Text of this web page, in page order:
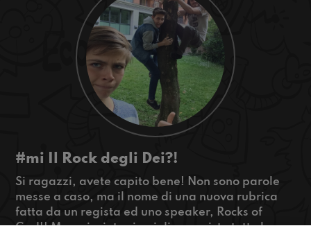
#mi Il Rock degli Dei?!
Si ragazzi, avete capito bene! Non sono parole
messe a caso, ma il nome di una nuova rubrica
fatta da un regista ed uno speaker, Rocks of
God!! Ma poi, siete sicuri di aver visto tutte le